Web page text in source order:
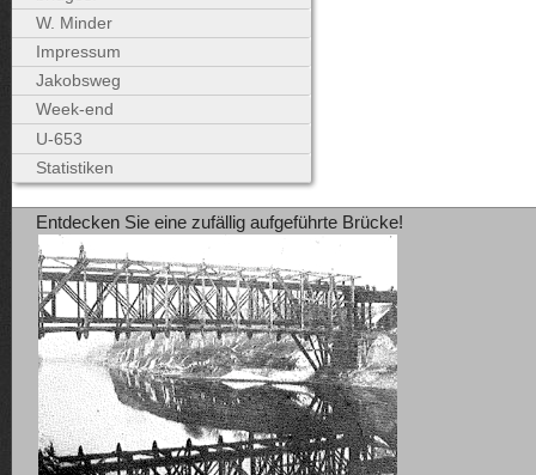
W. Minder
Impressum
Jakobsweg
Week-end
U-653
Statistiken
Entdecken Sie eine zufällig aufgeführte Brücke!